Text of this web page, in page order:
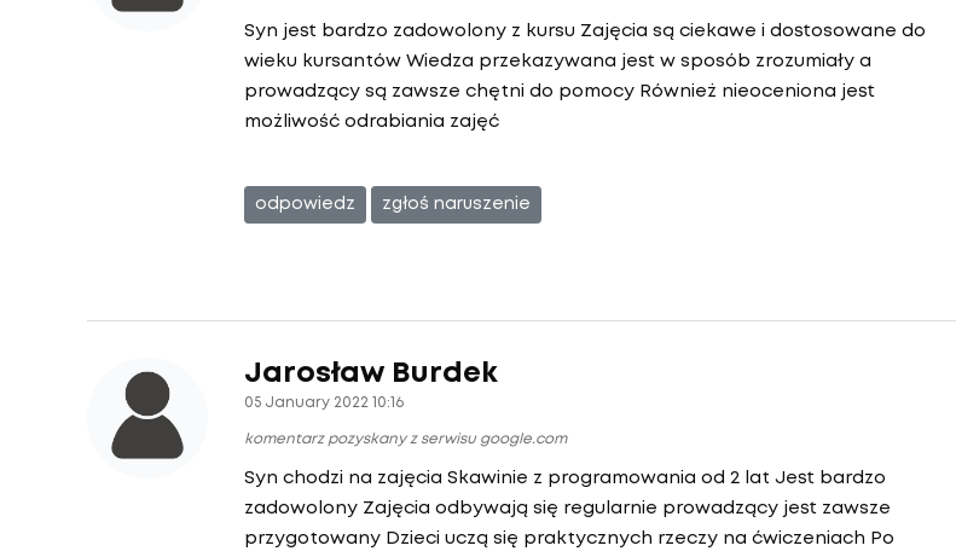
Syn jest bardzo zadowolony z kursu Zajęcia są ciekawe i dostosowane do
wieku kursantów Wiedza przekazywana jest w sposób zrozumiały a
prowadzący są zawsze chętni do pomocy Również nieoceniona jest
możliwość odrabiania zajęć
odpowiedz zgłoś naruszenie
Jarosław Burdek
05 January 2022 10:16
komentarz pozyskany z serwisu google.com
Syn chodzi na zajęcia Skawinie z programowania od 2 lat Jest bardzo
zadowolony Zajęcia odbywają się regularnie prowadzący jest zawsze
przygotowany Dzieci uczą się praktycznych rzeczy na ćwiczeniach Po